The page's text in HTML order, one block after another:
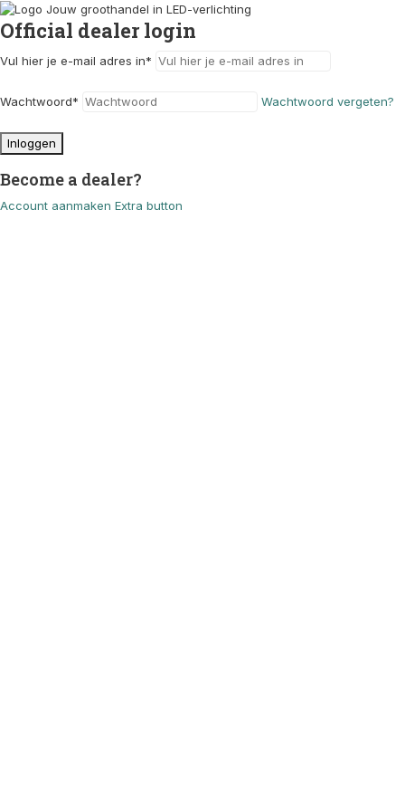
Official dealer login
Vul hier je e-mail adres in*
Wachtwoord* Wachtwoord vergeten?
Inloggen
Become a dealer?
Account aanmaken Extra button